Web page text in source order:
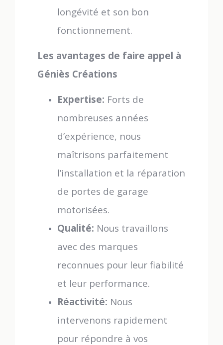
longévité et son bon
fonctionnement.
Les avantages de faire appel à
Géniès Créations
Expertise: Forts de
nombreuses années
d’expérience, nous
maîtrisons parfaitement
l’installation et la réparation
de portes de garage
motorisées.
Qualité: Nous travaillons
avec des marques
reconnues pour leur fiabilité
et leur performance.
Réactivité: Nous
intervenons rapidement
pour répondre à vos